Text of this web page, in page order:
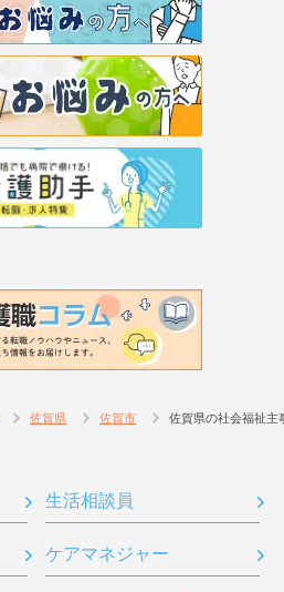
佐賀県 佐賀市 佐賀県の社会福祉主
生活相談員
ケアマネジャー